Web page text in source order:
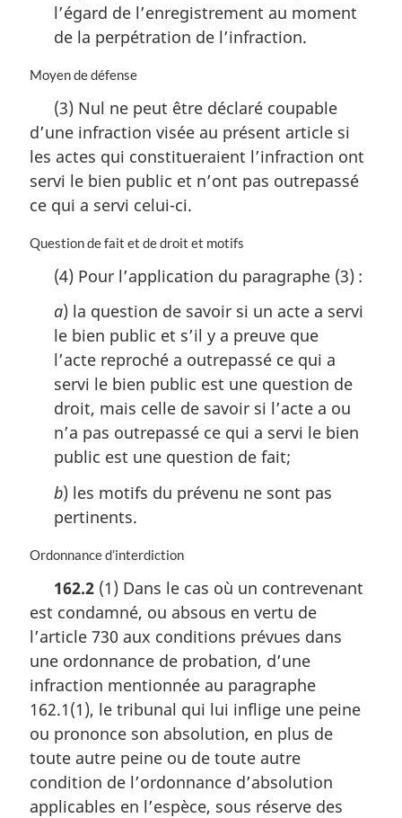
l’égard de l’enregistrement au moment
de la perpétration de l’infraction.
N
e
m
r
g
n
Moyen de défense
(3) Nul ne peut être déclaré coupable
d’une infraction visée au présent article si
les actes qui constitueraient l’infraction ont
servi le bien public et n’ont pas outrepassé
ce qui a servi celui-ci.
N
Question de fait et de droit et motifs
(4) Pour l’application du paragraphe (3) :
a) la question de savoir si un acte a servi
le bien public et s’il y a preuve que
l’acte reproché a outrepassé ce qui a
servi le bien public est une question de
droit, mais celle de savoir si l’acte a ou
n’a pas outrepassé ce qui a servi le bien
public est une question de fait;
b) les motifs du prévenu ne sont pas
pertinents.
N
e
m
r
g
i
a
l
e
:
Ordonnance d’interdiction
162.2 (1) Dans le cas où un contrevenant
est condamné, ou absous en vertu de
l’article 730 aux conditions prévues dans
une ordonnance de probation, d’une
infraction mentionnée au paragraphe
162.1(1), le tribunal qui lui inflige une peine
ou prononce son absolution, en plus de
toute autre peine ou de toute autre
condition de l’ordonnance d’absolution
applicables en l’espèce, sous réserve des